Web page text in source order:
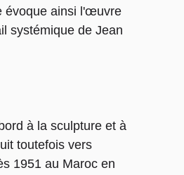
évoque ainsi l'œuvre
systémique de Jean
à la sculpture et à
toutefois vers
1951 au Maroc en